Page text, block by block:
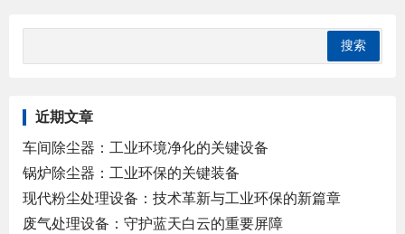
近期文章
车间除尘器：工业环境净化的关键设备
锅炉除尘器：工业环保的关键装备
现代粉尘处理设备：技术革新与工业环保的新篇章
废气处理设备：守护蓝天白云的重要屏障